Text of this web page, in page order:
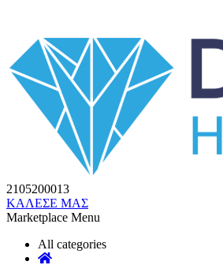
2105200013
ΚΑΛΕΣΕ ΜΑΣ
Marketplace Menu
All categories